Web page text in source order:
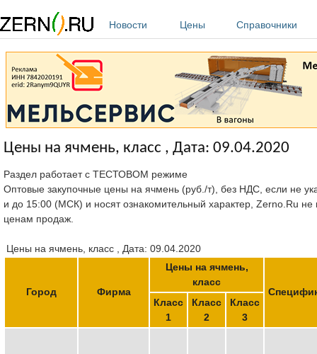
Новости
Цены Справочники
Цены на ячмень, класс , Дата: 09.04.2020
Раздел работает с ТЕСТОВОМ режиме
Оптовые закупочные цены на ячмень (руб./т), без НДС, если не
и до 15:00 (МСК) и носят ознакомительный характер, Zerno.Ru не
ценам продаж.
Цены на ячмень, класс , Дата: 09.04.2020
Город Фирма
Цены на ячмень,
класс
Класс
1
Класс
2
Класс
3